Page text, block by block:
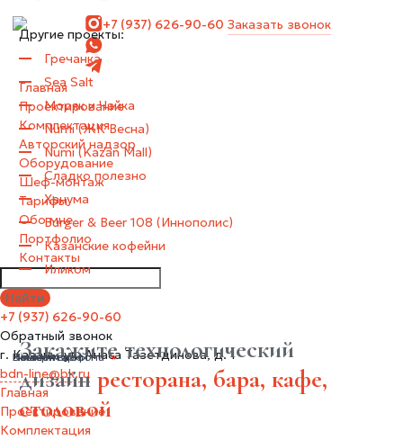
+7 (937) 626-90-60 Заказать звонок
Главная
Проектирование
Комплектация
Авторский надзор
Оборудование
Шеф-монтаж
Тарифы
Обо мне
Портфолио
Контакты
+7 (937) 626-90-60
Обратный звонок
г. Казань, ул. Анаса Тазетдинова, д. 1
bdn-line@bk.ru
Главная
Проектирование
Комплектация
Другие проекты:
Гречанка
Sea Salt
Моряк и Чайка
Numi (ЖК Весна)
Numi (Kazan Mall)
Сладко полезно
Ханума
Burger & Beer 108 (Иннополис)
Казанские кофейни
Иликом
Закажите технологический
дизайн ресторана, бара, кафе,
столовой
Ваше имя
Номер телефона
Комментарий